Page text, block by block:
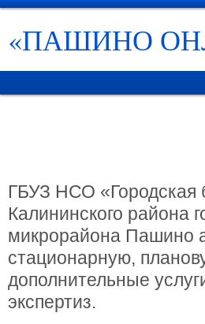
«ПАШИНО
ГБУЗ НСО «Городская
Калининского района
микрорайона Пашино
стационарную,
дополнительные
экспертиз.